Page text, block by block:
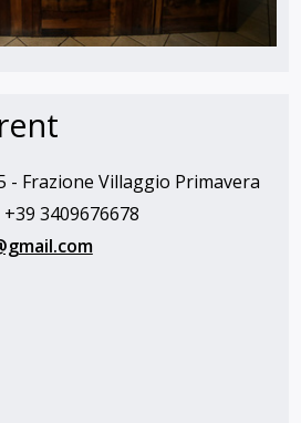
- Frazione Villaggio Primavera
3409676678